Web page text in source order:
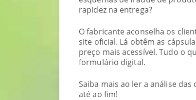
rapidez na entrega?
O fabricante aconselha os
site oficial. Lá obtêm as
preço mais acessível. Tudo o
formulário digital.
Saiba mais ao ler a análise
até ao fim!